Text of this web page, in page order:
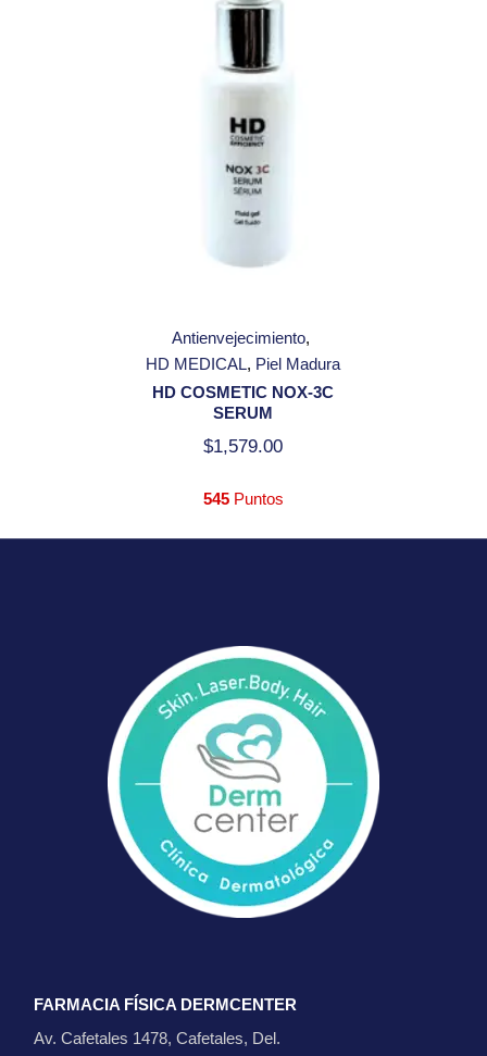
Antienvejecimiento
HD MEDICAL Piel Madura
HD COSMETIC NOX-3C
SERUM
$1,579.00
545Puntos
FARMACIA FÍSICA DERMCENTER
Av. Cafetales 1478, Cafetales, Del.